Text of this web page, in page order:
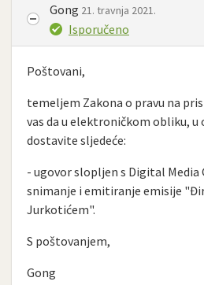
Gong 21. travnja 2021.
Isporučeno
Poštovani,
temeljem Zakona o pravu na
vas da u elektroničkom obliku, u
dostavite sljedeće:
- ugovor slopljen s Digital Media
snimanje i emitiranje emisije
Jurkotićem".
S poštovanjem,
Gong